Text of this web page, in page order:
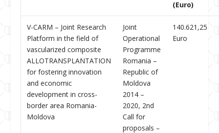
(Euro)
V-CARM – Joint Research
Platform in the field of
vascularized composite
ALLOTRANSPLANTATION
for fostering innovation
and economic
development in cross-
border area Romania-
Moldova
Joint
Operational
Programme
Romania –
Republic of
Moldova
2014 –
2020, 2nd
Call for
proposals –
140.621,25
Euro